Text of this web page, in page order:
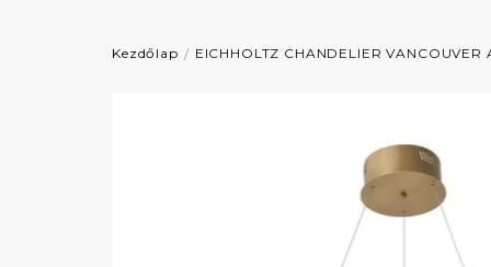
Kezdőlap EICHHOLTZ CHANDELIER VANCOUVER